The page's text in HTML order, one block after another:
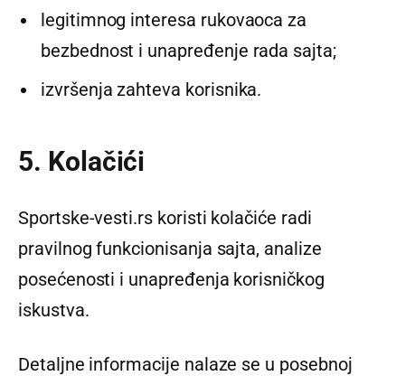
legitimnog interesa rukovaoca za
bezbednost i unapređenje rada sajta;
izvršenja zahteva korisnika.
5. Kolačići
Sportske-vesti.rs koristi kolačiće radi
pravilnog funkcionisanja sajta, analize
posećenosti i unapređenja korisničkog
iskustva.
Detaljne informacije nalaze se u posebnoj